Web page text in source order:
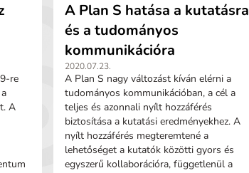
re
A
A Plan S hatása a kutatásra
és a tudományos
kommunikációra
2020.07.23.
A Plan S nagy változást kíván elérni a
tudományos kommunikációban, a cél a
teljes és azonnali nyílt hozzáférés
biztosítása a kutatási eredményekhez. A
nyílt hozzáférés megteremtené a
lehetőséget a kutatók közötti gyors és
egyszerű kollaborációra, függetlenül a